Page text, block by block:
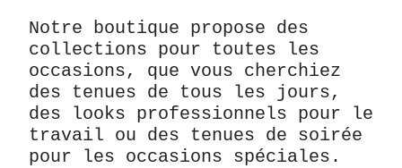
Notre boutique propose des
collections pour toutes les
occasions, que vous cherchiez
des tenues de tous les jours,
des looks professionnels pour le
travail ou des tenues de soirée
pour les occasions spéciales.